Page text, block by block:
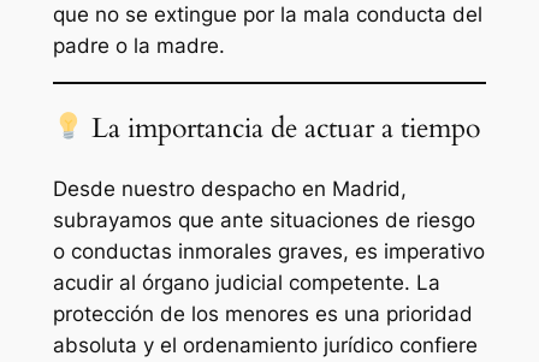
que no se extingue por la mala conducta del
padre o la madre.
La importancia de actuar a tiempo
Desde nuestro despacho en Madrid,
subrayamos que ante situaciones de riesgo
o conductas inmorales graves, es imperativo
acudir al órgano judicial competente. La
protección de los menores es una prioridad
absoluta y el ordenamiento jurídico confiere